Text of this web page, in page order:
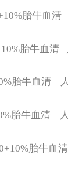
胎牛血清
胎牛血清
胎牛血清
胎牛血清
胎牛血